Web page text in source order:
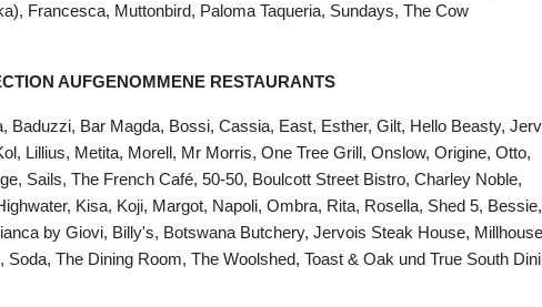
Francesca, Muttonbird, Paloma Taqueria, Sundays, The Cow
AUFGENOMMENE RESTAURANTS
Baduzzi, Bar Magda, Bossi, Cassia, East, Esther, Gilt, Hello Beasty,
Lillius, Metita, Morell, Mr Morris, One Tree Grill, Onslow, Origine, Otto,
Sails, The French Café, 50-50, Boulcott Street Bistro, Charley Noble,
Kisa, Koji, Margot, Napoli, Ombra, Rita, Rosella, Shed 5, Bessie,
by Giovi, Billy's, Botswana Butchery, Jervois Steak House,
Soda, The Dining Room, The Woolshed, Toast & Oak und True South